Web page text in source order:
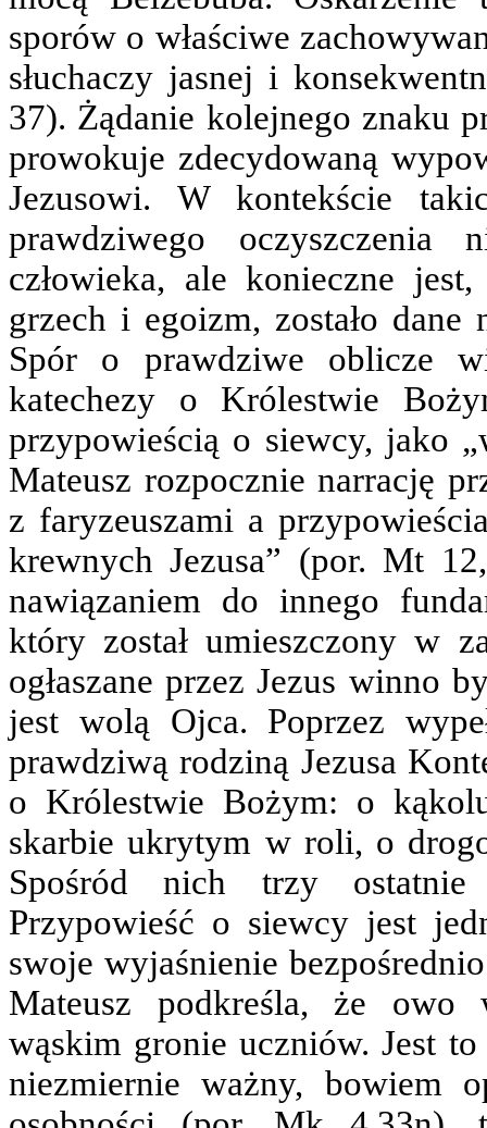
sporów o właściwe
słuchaczy jasnej i
37). Żądanie kolejnego znaku
prowokuje zdecydowaną
Jezusowi. W kontekście
prawdziwego oczyszczenia
człowieka, ale konieczne
grzech i egoizm, zostało
Spór o prawdziwe oblicze
katechezy o Królestwie
przypowieścią o siewcy, jako
Mateusz rozpocznie narrację
z faryzeuszami a
krewnych Jezusa” (por. Mt
nawiązaniem do innego
który został umieszczony w
ogłaszane przez Jezus winno
jest wolą Ojca. Poprzez
prawdziwą rodziną Jezusa
o Królestwie Bożym: o
skarbie ukrytym w roli, o
Spośród nich trzy ostatnie
Przypowieść o siewcy jest
swoje wyjaśnienie
Mateusz podkreśla, że owo
wąskim gronie uczniów. Jest
niezmiernie ważny, bowiem